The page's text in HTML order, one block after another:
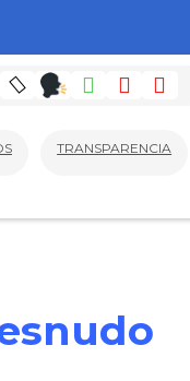
TRANSPARENCIA